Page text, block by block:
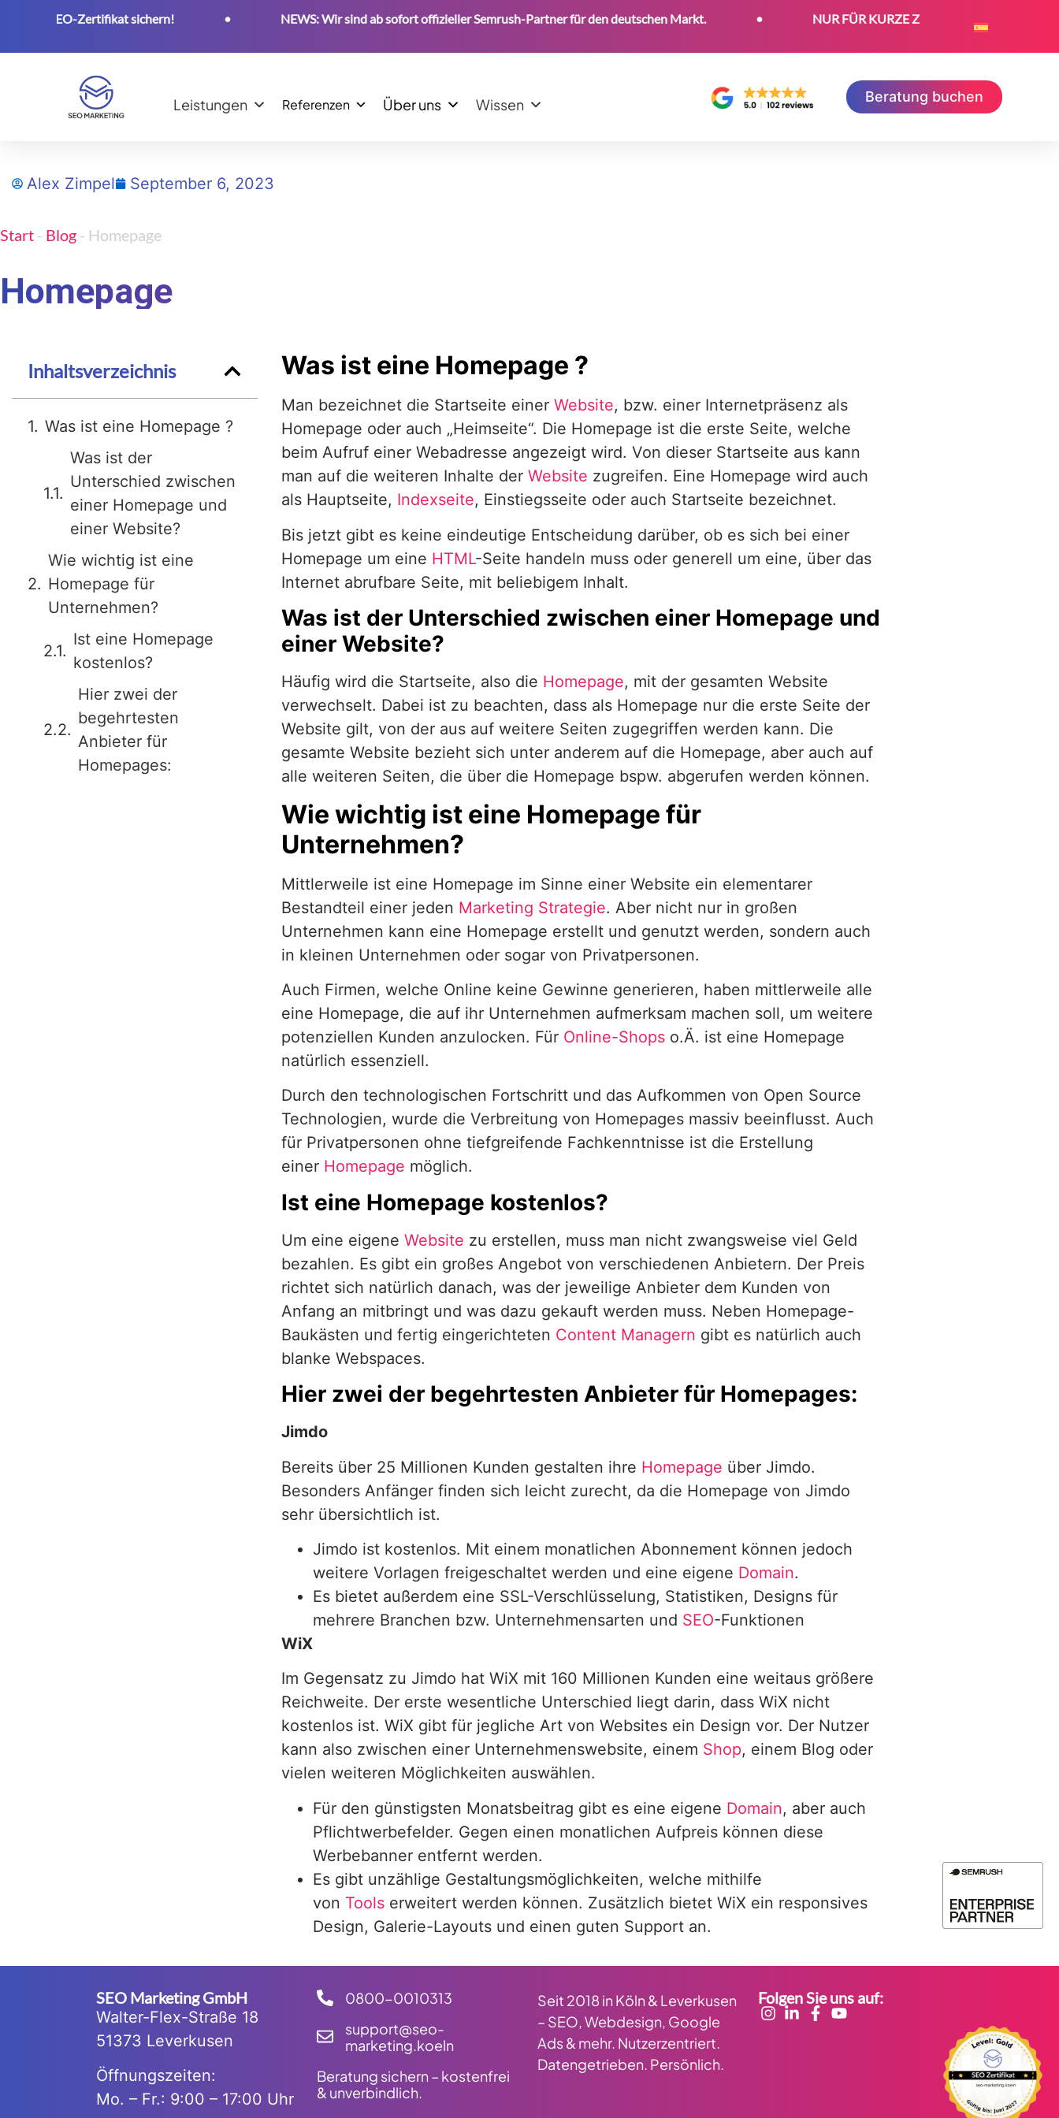
SEO-Zertifikat sichern! NEWS: Wir sind ab sofort offizieller Semrush-Partner für den deutschen Markt. NUR FÜR KURZE ZEIT: Jetzt kostenloses SEO-
Leistungen Referenzen Über uns Wissen Beratung buchen
Alex Zimpel September 6, 2023
Start - Blog - Homepage
Homepage
Inhaltsverzeichnis
Was ist eine Homepage ?
Was ist der
Unterschied zwischen
einer Homepage und
einer Website?
Wie wichtig ist eine
Homepage für
Unternehmen?
Ist eine Homepage
kostenlos?
Hier zwei der
begehrtesten
Anbieter für
Homepages:
Was ist eine Homepage ?
Man bezeichnet die Startseite einer Website, bzw. einer Internetpräsenz als
Homepage oder auch „Heimseite“. Die Homepage ist die erste Seite, welche
beim Aufruf einer Webadresse angezeigt wird. Von dieser Startseite aus kann
man auf die weiteren Inhalte der Website zugreifen. Eine Homepage wird auch
als Hauptseite, Indexseite, Einstiegsseite oder auch Startseite bezeichnet.
Bis jetzt gibt es keine eindeutige Entscheidung darüber, ob es sich bei einer
Homepage um eine HTML-Seite handeln muss oder generell um eine, über das
Internet abrufbare Seite, mit beliebigem Inhalt.
Was ist der Unterschied zwischen einer Homepage und
einer Website?
Häufig wird die Startseite, also die Homepage, mit der gesamten Website
verwechselt. Dabei ist zu beachten, dass als Homepage nur die erste Seite der
Website gilt, von der aus auf weitere Seiten zugegriffen werden kann. Die
gesamte Website bezieht sich unter anderem auf die Homepage, aber auch auf
alle weiteren Seiten, die über die Homepage bspw. abgerufen werden können.
Wie wichtig ist eine Homepage für
Unternehmen?
Mittlerweile ist eine Homepage im Sinne einer Website ein elementarer
Bestandteil einer jeden Marketing Strategie. Aber nicht nur in großen
Unternehmen kann eine Homepage erstellt und genutzt werden, sondern auch
in kleinen Unternehmen oder sogar von Privatpersonen.
Auch Firmen, welche Online keine Gewinne generieren, haben mittlerweile alle
eine Homepage, die auf ihr Unternehmen aufmerksam machen soll, um weitere
potenziellen Kunden anzulocken. Für Online-Shops o.Ä. ist eine Homepage
natürlich essenziell.
Durch den technologischen Fortschritt und das Aufkommen von Open Source
Technologien, wurde die Verbreitung von Homepages massiv beeinflusst. Auch
für Privatpersonen ohne tiefgreifende Fachkenntnisse ist die Erstellung
einer Homepage möglich.
Ist eine Homepage kostenlos?
Um eine eigene Website zu erstellen, muss man nicht zwangsweise viel Geld
bezahlen. Es gibt ein großes Angebot von verschiedenen Anbietern. Der Preis
richtet sich natürlich danach, was der jeweilige Anbieter dem Kunden von
Anfang an mitbringt und was dazu gekauft werden muss. Neben Homepage-
Baukästen und fertig eingerichteten Content Managern gibt es natürlich auch
blanke Webspaces.
Hier zwei der begehrtesten Anbieter für Homepages:
Jimdo
Bereits über 25 Millionen Kunden gestalten ihre Homepage über Jimdo.
Besonders Anfänger finden sich leicht zurecht, da die Homepage von Jimdo
sehr übersichtlich ist.
Jimdo ist kostenlos. Mit einem monatlichen Abonnement können jedoch
weitere Vorlagen freigeschaltet werden und eine eigene Domain.
Es bietet außerdem eine SSL-Verschlüsselung, Statistiken, Designs für
mehrere Branchen bzw. Unternehmensarten und SEO-Funktionen
WiX
Im Gegensatz zu Jimdo hat WiX mit 160 Millionen Kunden eine weitaus größere
Reichweite. Der erste wesentliche Unterschied liegt darin, dass WiX nicht
kostenlos ist. WiX gibt für jegliche Art von Websites ein Design vor. Der Nutzer
kann also zwischen einer Unternehmenswebsite, einem Shop, einem Blog oder
vielen weiteren Möglichkeiten auswählen.
Für den günstigsten Monatsbeitrag gibt es eine eigene Domain, aber auch
Pflichtwerbefelder. Gegen einen monatlichen Aufpreis können diese
Werbebanner entfernt werden.
Es gibt unzählige Gestaltungsmöglichkeiten, welche mithilfe
von Tools erweitert werden können. Zusätzlich bietet WiX ein responsives
Design, Galerie-Layouts und einen guten Support an.
SEO Marketing GmbH
Walter-Flex-Straße 18
51373 Leverkusen
Öffnungszeiten:
Mo. – Fr.: 9:00 – 17:00 Uhr
0800-0010313
support@seo-
marketing.koeln
Beratung sichern – kostenfrei
& unverbindlich.
Seit 2018 in Köln & Leverkusen
– SEO, Webdesign, Google
Ads & mehr. Nutzerzentriert.
Datengetrieben. Persönlich.
Folgen Sie uns auf: